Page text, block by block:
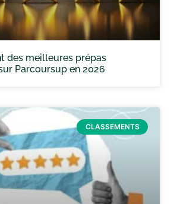
des meilleures prépas
Parcoursup en 2026
CLASSEMENTS